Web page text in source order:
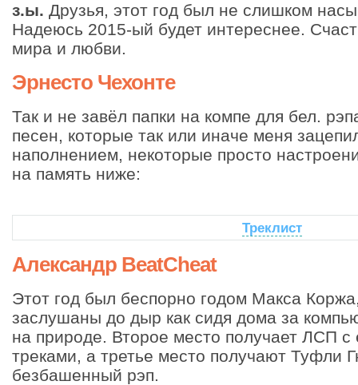
з.ы. Друзья, этот год был не слишком
Надеюсь 2015-ый будет интереснее.
мира и любви.
Эрнесто Чехонте
Так и не завёл папки на компе для бел.
песен, которые так или иначе меня
наполнением, некоторые просто
на память ниже:
Треклист
Александр BeatCheat
Этот год был беспорно годом Макса
заслушаны до дыр как сидя дома за
на природе. Второе место получает ЛСП
треками, а третье место получают Туфли
безбашенный рэп.